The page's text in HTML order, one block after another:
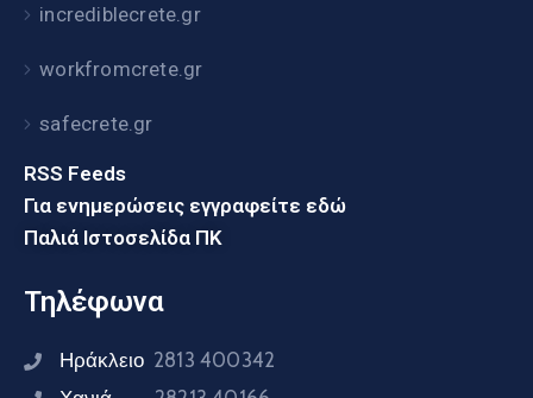
incrediblecrete.gr
workfromcrete.gr
safecrete.gr
RSS Feeds
Για ενημερώσεις εγγραφείτε εδώ
Παλιά Ιστοσελίδα ΠΚ
Τηλέφωνα
Ηράκλειο 2813 400342